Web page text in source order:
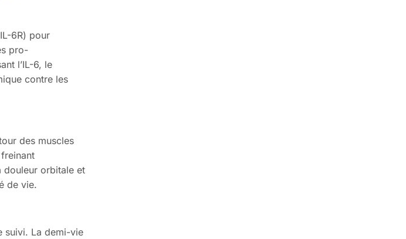
6R) pour
pro-
l’IL-6, le
contre les
des muscles
douleur orbitale et
de vie.
suivi. La demi-vie